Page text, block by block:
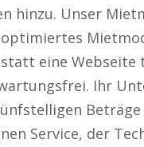
hinzu. Unser
optimiertes
eine
Ihr
Service, der